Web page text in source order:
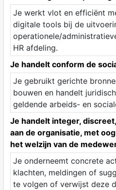
Je werkt vlot en efficiënt
digitale tools bij de
operationele/
HR afdeling.
Je handelt conform de
Je gebruikt gerichte
bouwen en handelt
geldende arbeids- en
Je handelt integer,
aan de organisatie, met
het welzijn van de
Je onderneemt concrete
klachten, meldingen of
te volgen of verwijst deze